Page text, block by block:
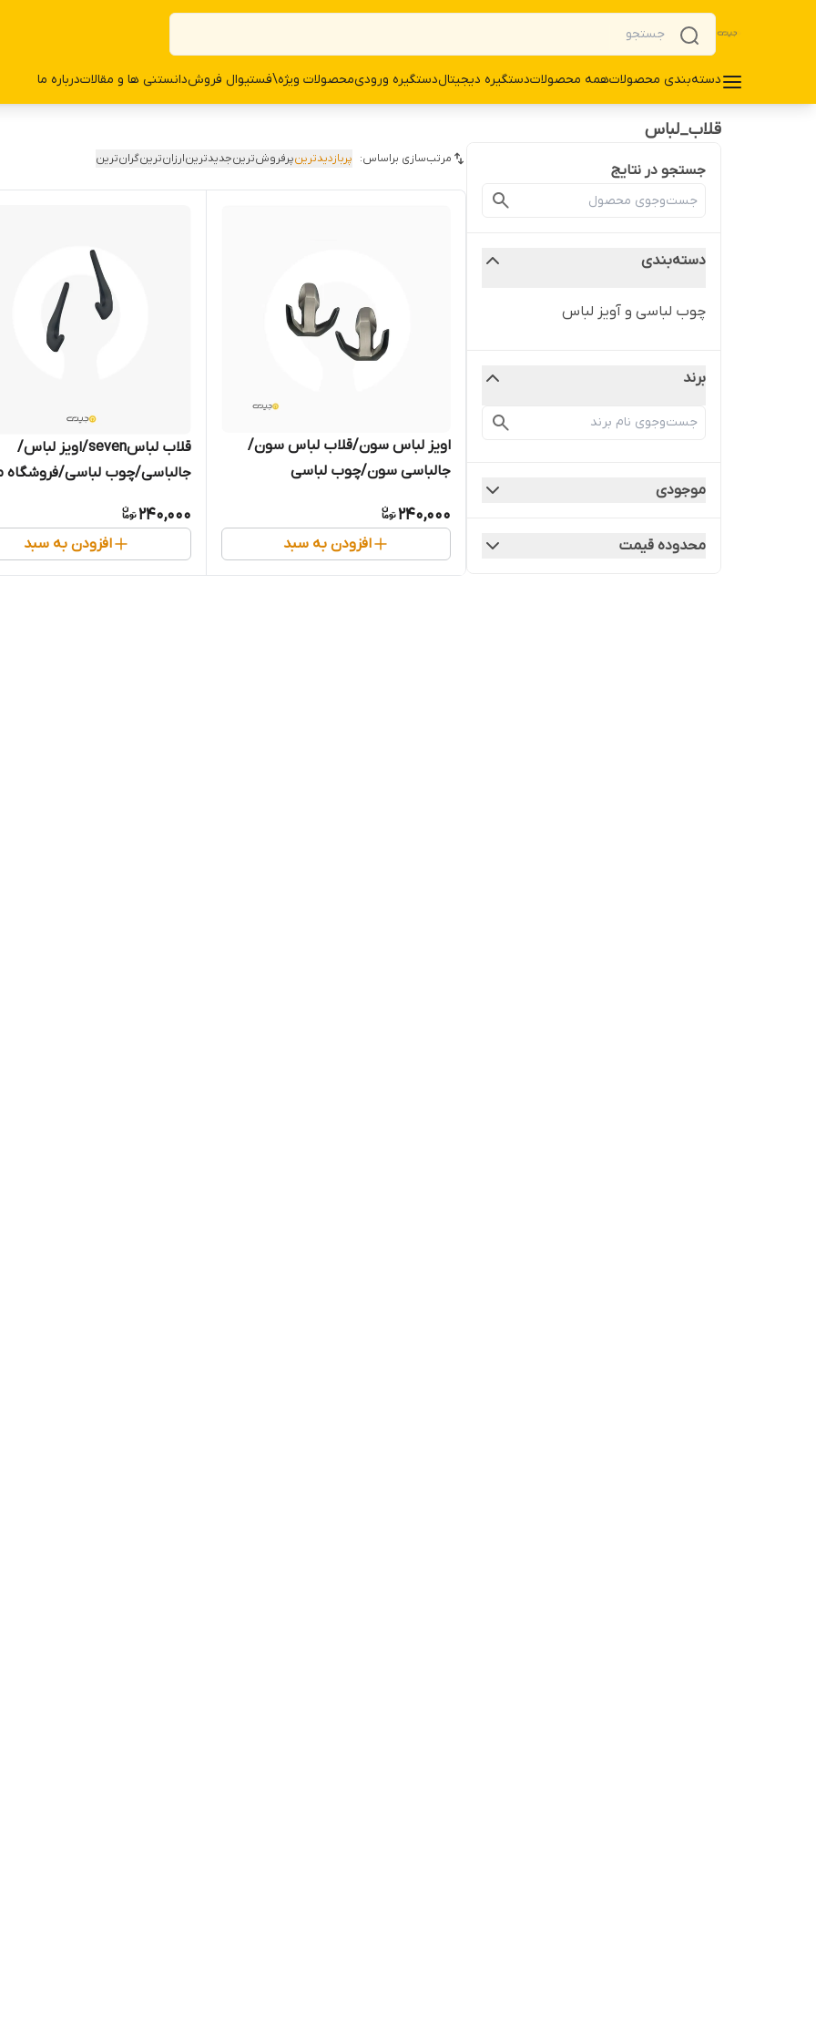
دسته‌بندی محصولاتهمه محصولاتدستگیره دیجیتالدستگیره ورودیمحصولات وی‍‍‍ژه\فستیوال فروشدانستنی ها و مقالاتدرباره ما
قلاب_لباس
جستجو در نتایج
دسته‌بندی
چوب لباسی و آویز لباس
برند
موجودی
محدوده قیمت
مرتب‌سازی براساس: پربازدیدترینپرفروش‌ترینجدیدترینارزان‌ترینگران‌ترین
اویز لباس سون/قلاب لباس سون/
جالباسی سون/چوب لباسی
240,000
افزودن به سبد
قلاب لباسseven/اویز لباس/
جالباسی/چوب لباسی/فروشگاه
240,000
افزودن به سبد